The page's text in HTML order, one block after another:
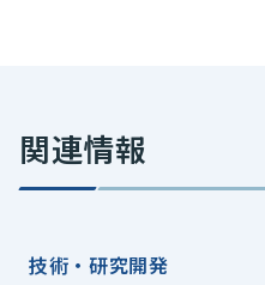
関連情報
技術・研究開発